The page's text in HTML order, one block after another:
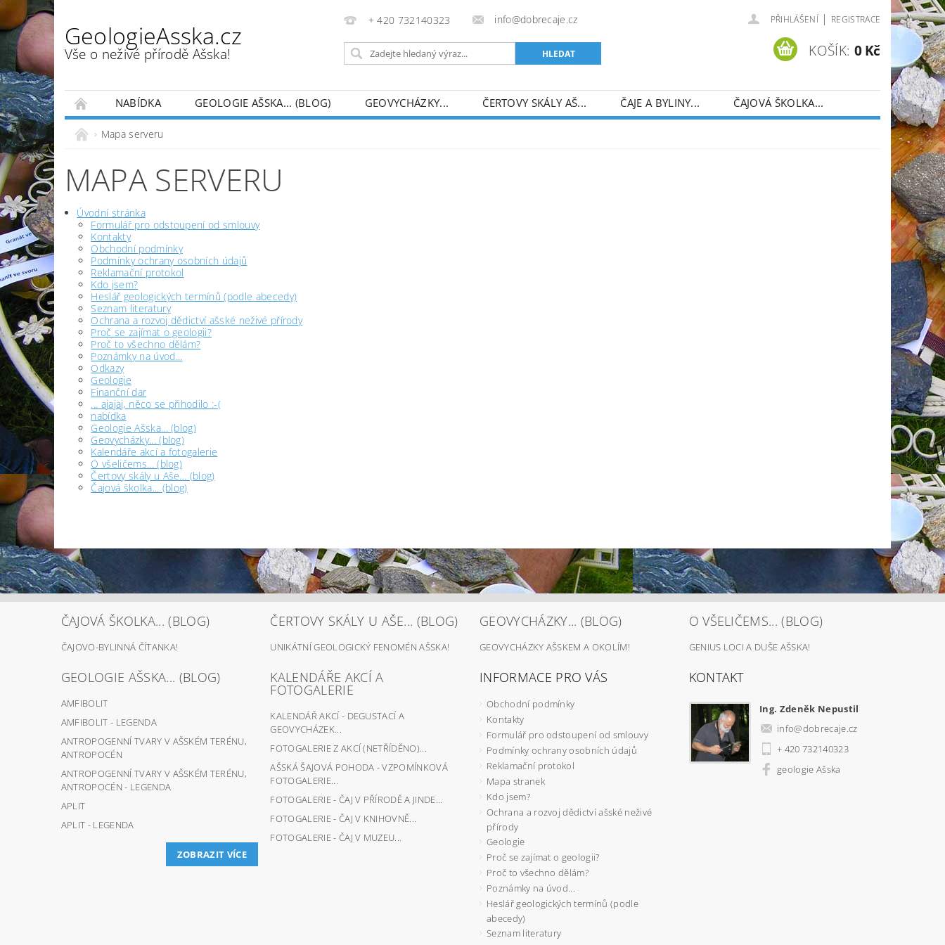
GeologieAsska.cz
Vše o neživé přírodě Ašska!
+ 420 732140323 info@dobrecaje.cz PŘIHLÁŠENÍ | REGISTRACE
KOŠÍK: 0 Kč
NABÍDKA GEOLOGIE AŠSKA... (BLOG) GEOVYCHÁZKY... ČERTOVY SKÁLY AŠ... ČAJE A BYLINY...
ČAJOVÁ ŠKOLKA...
HESLÁŘ GEOLOGICKÝCH TERMÍNŮ (PODLE ABECEDY)
Mapa serveru
MAPA SERVERU
Úvodní stránka
Formulář pro odstoupení od smlouvy
Kontakty
Obchodní podmínky
Podmínky ochrany osobních údajů
Reklamační protokol
Kdo jsem?
Heslář geologických termínů (podle abecedy)
Seznam literatury
Ochrana a rozvoj dědictví ašské neživé přírody
Proč se zajímat o geologii?
Proč to všechno dělám?
Poznámky na úvod...
Odkazy
Geologie
Finanční dar
... ajajaj, něco se přihodilo :-(
nabídka
Geologie Ašska... (blog)
Geovycházky... (blog)
Kalendáře akcí a fotogalerie
O všeličems... (blog)
Čertovy skály u Aše... (blog)
Čajová školka... (blog)
ČAJOVÁ ŠKOLKA... (BLOG)
ČAJOVO-BYLINNÁ ČÍTANKA!
ČERTOVY SKÁLY U AŠE... (BLOG)
UNIKÁTNÍ GEOLOGICKÝ FENOMÉN AŠSKA!
GEOVYCHÁZKY... (BLOG)
GEOVYCHÁZKY AŠSKEM A OKOLÍM!
O VŠELIČEMS... (BLOG)
GENIUS LOCI A DUŠE AŠSKA!
GEOLOGIE AŠSKA... (BLOG)
AMFIBOLIT
AMFIBOLIT - LEGENDA
ANTROPOGENNÍ TVARY V AŠSKÉM TERÉNU,
ANTROPOCÉN
ANTROPOGENNÍ TVARY V AŠSKÉM TERÉNU,
ANTROPOCÉN - LEGENDA
APLIT
APLIT - LEGENDA
ZOBRAZIT VÍCE
KALENDÁŘE AKCÍ A
FOTOGALERIE
KALENDÁŘ AKCÍ - DEGUSTACÍ A
GEOVYCHÁZEK...
FOTOGALERIE Z AKCÍ (NETŘÍDĚNO)...
AŠSKÁ ŠAJOVÁ POHODA - VZPOMÍNKOVÁ
FOTOGALERIE...
FOTOGALERIE - ČAJ V PŘÍRODĚ A JINDE...
FOTOGALERIE - ČAJ V KNIHOVNĚ...
FOTOGALERIE - ČAJ V MUZEU...
INFORMACE PRO VÁS
Obchodní podmínky
Kontakty
Formulář pro odstoupení od smlouvy
Podmínky ochrany osobních údajů
Reklamační protokol
Mapa stranek
Kdo jsem?
Ochrana a rozvoj dědictví ašské neživé
přírody
Geologie
Proč se zajímat o geologii?
Proč to všechno dělám?
Poznámky na úvod...
Heslář geologických termínů (podle
abecedy)
Seznam literatury
KONTAKT
Ing. Zdeněk Nepustil
info@dobrecaje.cz
+ 420 732140323
geologie Ašska